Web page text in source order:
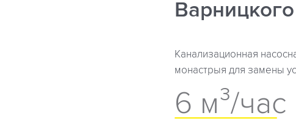
Канализационная
монастрыя для замены
6 м³/час